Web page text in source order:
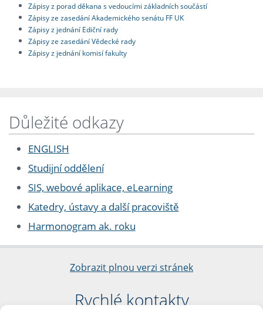
Zápisy z porad děkana s vedoucími základních součástí
Zápisy ze zasedání Akademického senátu FF UK
Zápisy z jednání Ediční rady
Zápisy ze zasedání Vědecké rady
Zápisy z jednání komisí fakulty
Důležité odkazy
ENGLISH
Studijní oddělení
SIS, webové aplikace, eLearning
Katedry, ústavy a další pracoviště
Harmonogram ak. roku
Zobrazit plnou verzi stránek
Rychlé kontakty